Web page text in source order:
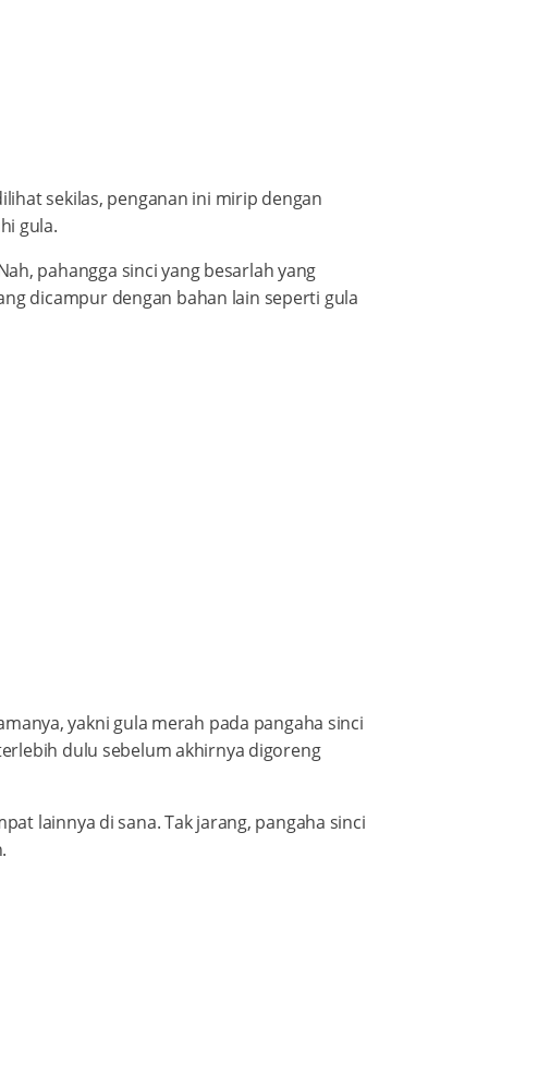
sekilas, penganan ini mirip dengan
gula.
pahangga sinci yang besarlah yang
dicampur dengan bahan lain seperti gula
yakni gula merah pada pangaha sinci
dulu sebelum akhirnya digoreng
lainnya di sana. Tak jarang, pangaha sinci